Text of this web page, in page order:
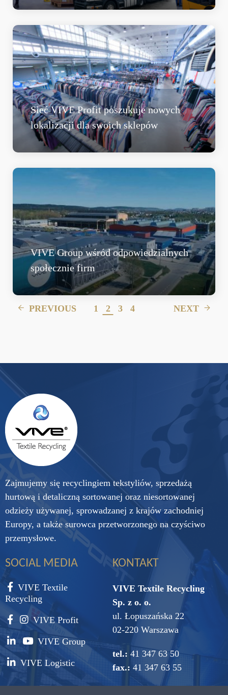
Sieć VIVE Profit poszukuje nowych
lokalizacji dla swoich sklepów
VIVE Group wśród odpowiedzialnych
społecznie firm
PREVIOUS 1 2 3 4 NEXT
Zajmujemy się recyclingiem tekstyliów, sprzedażą
hurtową i detaliczną sortowanej oraz niesortowanej
odzieży używanej, sprowadzanej z krajów zachodniej
Europy, a także surowca przetworzonego na czyściwo
przemysłowe.
SOCIAL MEDIA
VIVE Textile
Recycling
VIVE Profit
VIVE Group
VIVE Logistic
KONTAKT
VIVE Textile Recycling
Sp. z o. o.
ul. Łopuszańska 22
02-220 Warszawa
tel.: 41 347 63 50
fax.: 41 347 63 55